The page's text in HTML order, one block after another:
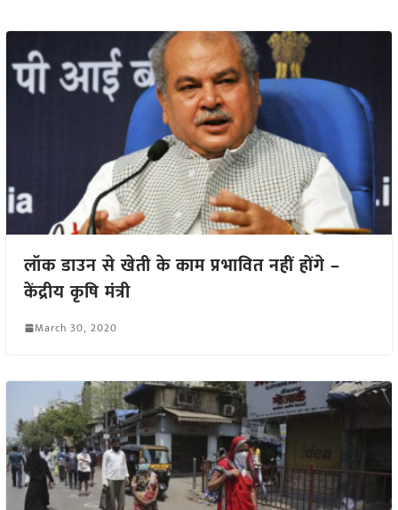
लॉक डाउन से खेती के काम प्रभावित नहीं होंगे –
केंद्रीय कृषि मंत्री
March 30, 2020